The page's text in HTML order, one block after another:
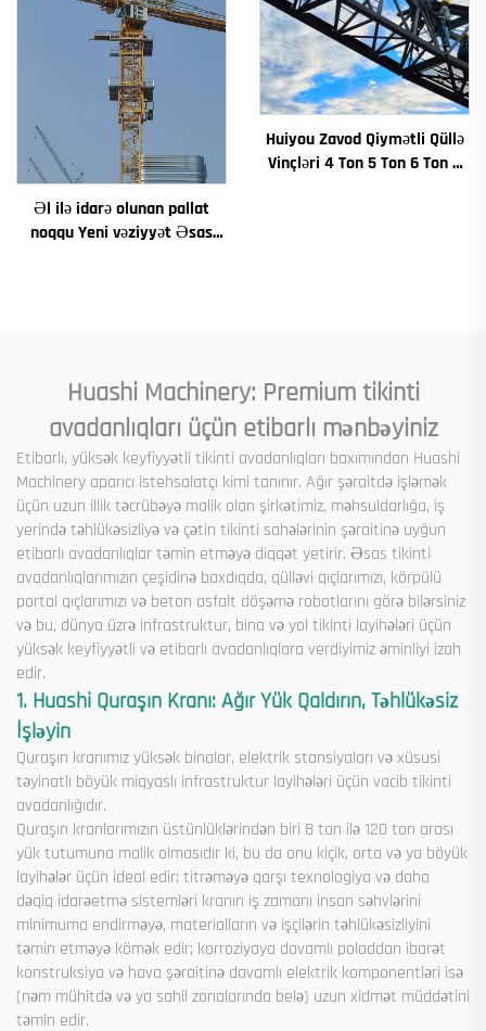
Əl ilə idarə olunan pallat
noqqu Yeni vəziyyət Əsas
Huiyou Zavod Qiymətli Qüllə
Vinçləri 4 Ton 5 Ton 6 Ton 8
Huashi Machinery: Premium tikinti
avadanlıqları üçün etibarlı mənbəyiniz
Etibarlı, yüksək keyfiyyətli tikinti avadanlıqları baxımından Huashi
Machinery aparıcı istehsalatçı kimi tanınır. Ağır şəraitdə işləmək
üçün uzun illik təcrübəyə malik olan şirkətimiz, məhsuldarlığa, iş
yerində təhlükəsizliyə və çətin tikinti sahələrinin şəraitinə uyğun
etibarlı avadanlıqlar təmin etməyə diqqət yetirir. Əsas tikinti
avadanlıqlarımızın çeşidinə baxdıqda, qülləvi qıçlarımızı, körpülü
portal qıçlarımızı və beton asfalt döşəmə robotlarını görə bilərsiniz
və bu, dünya üzrə infrastruktur, bina və yol tikinti layihələri üçün
yüksək keyfiyyətli və etibarlı avadanlıqlara verdiyimiz əminliyi izah
edir.
1. Huashi Quraşın Kranı: Ağır Yük Qaldırın, Təhlükəsiz
İşləyin
Quraşın kranımız yüksək binalar, elektrik stansiyaları və xüsusi
təyinatlı böyük miqyaslı infrastruktur layihələri üçün vacib tikinti
avadanlığıdır.
Quraşın kranlarımızın üstünlüklərindən biri 8 ton ilə 120 ton arası
yük tutumuna malik olmasıdır ki, bu da onu kiçik, orta və ya böyük
layihələr üçün ideal edir; titrəməyə qarşı texnologiya və daha
dəqiq idarəetmə sistemləri kranın iş zamanı insan səhvlərini
minimuma endirməyə, materialların və işçilərin təhlükəsizliyini
təmin etməyə kömək edir; korroziyaya davamlı poladdan ibarət
konstruksiya və hava şəraitinə davamlı elektrik komponentləri isə
(nəm mühitdə və ya sahil zonalarında belə) uzun xidmət müddətini
təmin edir.